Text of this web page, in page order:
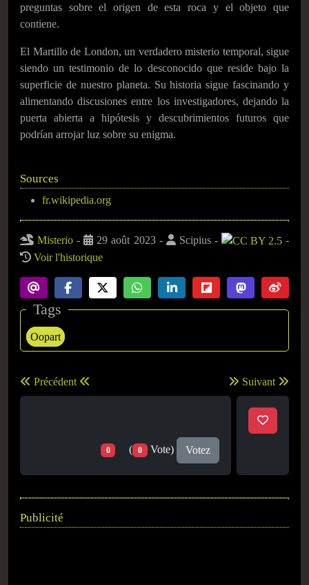
preguntas sobre el origen de esta roca y el objeto que
contiene.
El Martillo de London, un verdadero misterio temporal, sigue
siendo un testimonio de lo desconocido que reside bajo la
superficie de nuestro planeta. Su historia sigue fascinando y
alimentando discusiones entre los investigadores, dejando la
puerta abierta a hipótesis y descubrimientos futuros que
podrían arrojar luz sobre su enigma.
Sources
fr.wikipedia.org
Misterio - 29 août 2023- Scipius-
-
Voir l'historique
Tags
Oopart
Précédent Suivant
0 ( 0 Vote) Votez
Publicité